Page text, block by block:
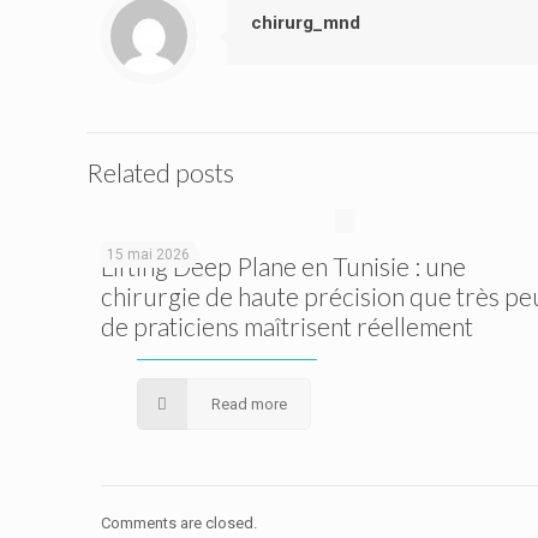
chirurg_mnd
Related posts
15 mai 2026
Lifting Deep Plane en Tunisie : une
chirurgie de haute précision que très
de praticiens maîtrisent réellement
Read more
Comments are closed.